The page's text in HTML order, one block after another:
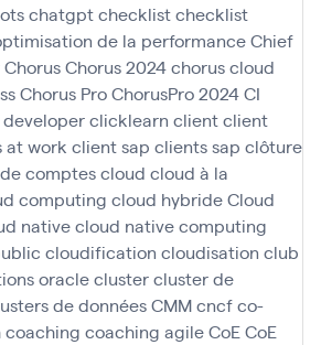
chatgptchecklistchecklist
de la performanceChief
ChorusChorus 2024chorus cloud
Chorus ProChorusPro 2024CI
clicklearn clientclient
at work client sap clients sap clôture
comptescloud cloud à la
computing cloud hybrideCloud
nativecloud native computing
cloudification cloudisation club
oracleclustercluster de
de donnéesCMMcncfco-
coaching coaching agileCoECoE